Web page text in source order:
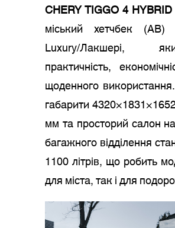
CHERY TIGGO 4 HYBRID
міський хетчбек (АВ)
Luxury/Лакшері,
практичність,
щоденного
габарити
мм та просторий салон
багажного відділення
1100 літрів, що робить
для міста, так і для